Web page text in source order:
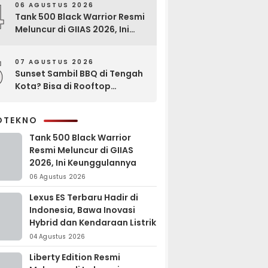
06 AGUSTUS 2026
Tank 500 Black Warrior Resmi
Meluncur di GIIAS 2026, Ini
07 AGUSTUS 2026
Sunset Sambil BBQ di Tengah
Kota? Bisa di Rooftop
Tank 500 Black Warrior
Resmi Meluncur di GIIAS
2026, Ini Keunggulannya
06 Agustus 2026
Lexus ES Terbaru Hadir di
Indonesia, Bawa Inovasi
Hybrid dan Kendaraan Listrik
04 Agustus 2026
Liberty Edition Resmi